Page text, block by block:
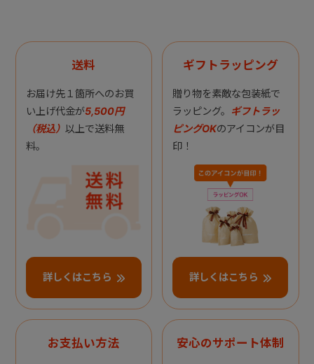
送料
お届け先１箇所へのお買
い上げ代金が5,500円
（税込） 以上で送料無
料。
詳しくはこちら
ギフトラッピング
贈り物を素敵な包装紙で
ラッピング。 ギフトラッ
ピングOKのアイコンが目
印！
詳しくはこちら
お支払い方法 安心のサポート体制